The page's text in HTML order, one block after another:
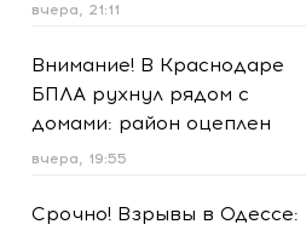
вчера, 21:11
Внимание! В Краснодаре
БПЛА рухнул рядом с
домами: район оцеплен
вчера, 19:55
Срочно! Взрывы в Одессе: